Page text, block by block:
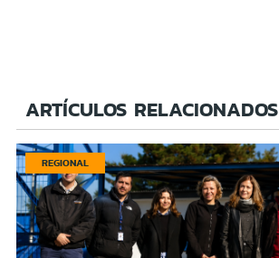
ARTÍCULOS RELACIONADOS
REGIONAL